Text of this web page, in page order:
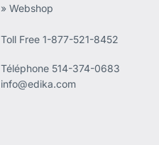
» Webshop
Toll Free 1-877-521-8452
Téléphone 514-374-0683
info@edika.com